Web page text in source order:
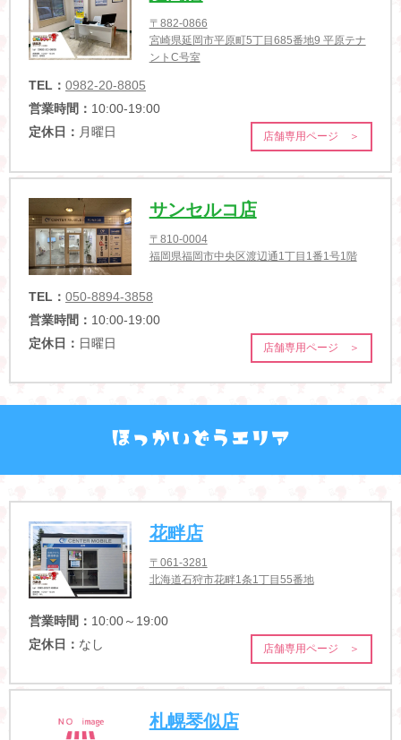
〒882-0866
宮崎県延岡市平原町5丁目685番地9 平原テナ
ントC号室
TEL： 0982-20-8805
営業時間： 10:00-19:00
定休日： 月曜日 店舗専用ページ ＞
サンセルコ店
〒810-0004
福岡県福岡市中央区渡辺通1丁目1番1号1階
TEL： 050-8894-3858
営業時間： 10:00-19:00
定休日： 日曜日 店舗専用ページ ＞
花畔店
〒061-3281
北海道石狩市花畔1条1丁目55番地
営業時間： 10:00～19:00
定休日： なし 店舗専用ページ ＞
札幌琴似店